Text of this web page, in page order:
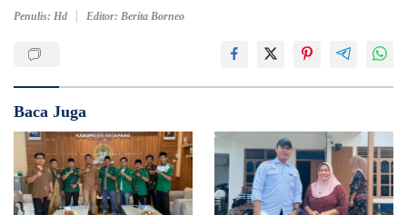
Penulis: Hd Editor: Berita Borneo
Baca Juga